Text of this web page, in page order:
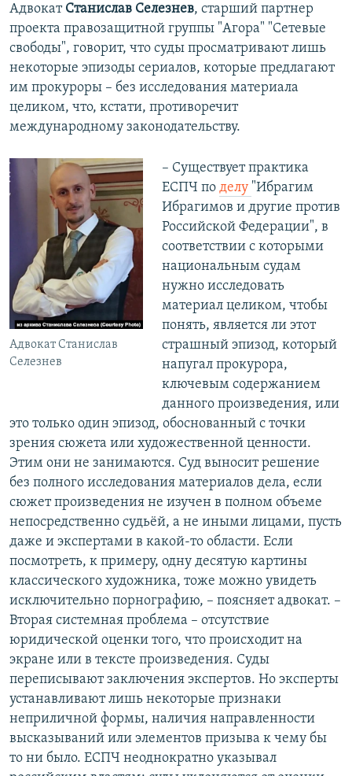
Адвокат Станислав Селезнев, старший партнер
проекта правозащитной группы "Агора" "Сетевые
свободы", говорит, что суды просматривают лишь
некоторые эпизоды сериалов, которые предлагают
им прокуроры – без исследования материала
целиком, что, кстати, противоречит
международному законодательству.
Адвокат Станислав
Селезнев
– Существует практика
ЕСПЧ по делу "Ибрагим
Ибрагимов и другие против
Российской Федерации", в
соответствии с которыми
национальным судам
нужно исследовать
материал целиком, чтобы
понять, является ли этот
страшный эпизод, который
напугал прокурора,
ключевым содержанием
данного произведения, или
это только один эпизод, обоснованный с точки
зрения сюжета или художественной ценности.
Этим они не занимаются. Суд выносит решение
без полного исследования материалов дела, если
сюжет произведения не изучен в полном объеме
непосредственно судьёй, а не иными лицами, пусть
даже и экспертами в какой-то области. Если
посмотреть, к примеру, одну десятую картины
классического художника, тоже можно увидеть
исключительно порнографию, – поясняет адвокат. –
Вторая системная проблема – отсутствие
юридической оценки того, что происходит на
экране или в тексте произведения. Суды
переписывают заключения экспертов. Но эксперты
устанавливают лишь некоторые признаки
неприличной формы, наличия направленности
высказываний или элементов призыва к чему бы
то ни было. ЕСПЧ неоднократно указывал